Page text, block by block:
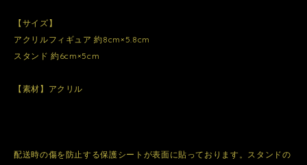
【サイズ】
アクリルフィギュア 約8cm×5.8cm
スタンド 約6cm×5cm
【素材】アクリル
配送時の傷を防止する保護シートが表面に貼っております。スタンドの